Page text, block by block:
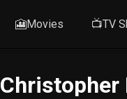
🎦Movies 📺TV
Christopher